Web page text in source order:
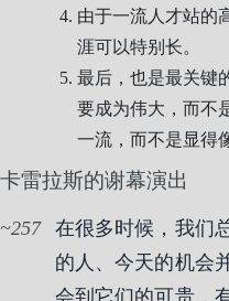
由于一流人才站的
涯可以特别长。
最后，也是最关键
要成为伟大，而不
一流，而不是显得
卡雷拉斯的谢幕演出
257
在很多时候，我们
的人、今天的机会
会到它们的可贵，